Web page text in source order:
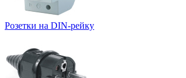
Розетки на DIN-рейку